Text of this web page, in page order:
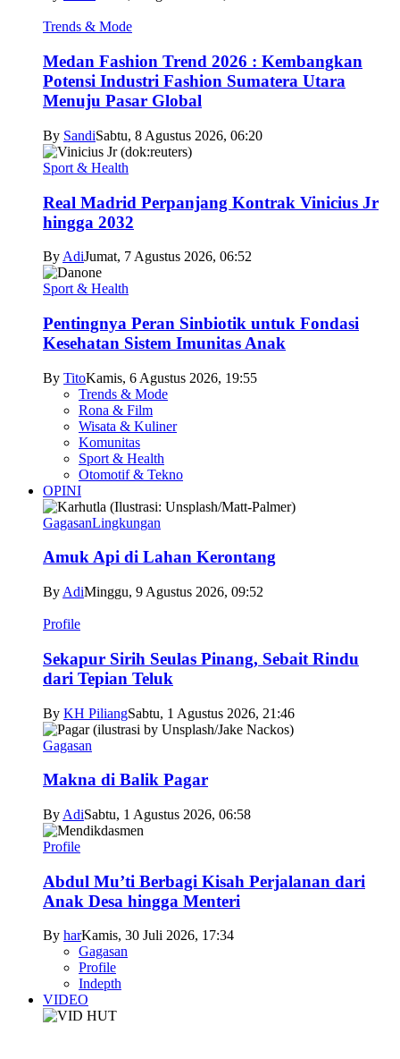
Trends & Mode
Medan Fashion Trend 2026 : Kembangkan
Potensi Industri Fashion Sumatera Utara
Menuju Pasar Global
By SandiSabtu, 8 Agustus 2026, 06:20
Sport & Health
Real Madrid Perpanjang Kontrak Vinicius Jr
hingga 2032
By AdiJumat, 7 Agustus 2026, 06:52
Sport & Health
Pentingnya Peran Sinbiotik untuk Fondasi
Kesehatan Sistem Imunitas Anak
By TitoKamis, 6 Agustus 2026, 19:55
Trends & Mode
Rona & Film
Wisata & Kuliner
Komunitas
Sport & Health
Otomotif & Tekno
OPINI
GagasanLingkungan
Amuk Api di Lahan Kerontang
By AdiMinggu, 9 Agustus 2026, 09:52
Profile
Sekapur Sirih Seulas Pinang, Sebait Rindu
dari Tepian Teluk
By KH PiliangSabtu, 1 Agustus 2026, 21:46
Gagasan
Makna di Balik Pagar
By AdiSabtu, 1 Agustus 2026, 06:58
Profile
Abdul Mu’ti Berbagi Kisah Perjalanan dari
Anak Desa hingga Menteri
By harKamis, 30 Juli 2026, 17:34
Gagasan
Profile
Indepth
VIDEO